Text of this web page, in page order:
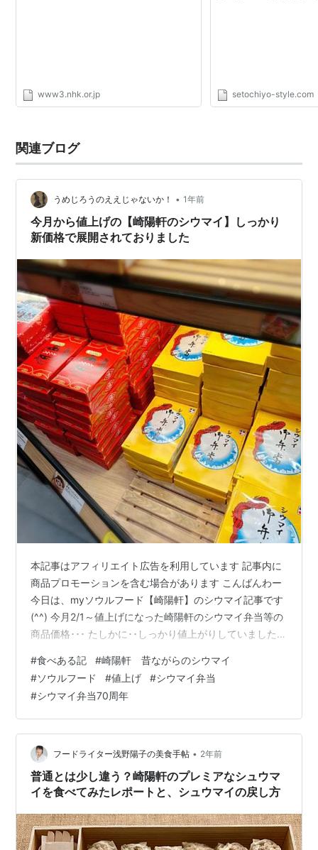
www3.nhk.or.jp setochiyo-style.com
関連ブログ
うめじろうのええじゃないか！ • 1年前
今月から値上げの【崎陽軒のシウマイ】しっかり
新価格で展開されておりました
本記事はアフィリエイト広告を利用しています 記事内に
商品プロモーションを含む場合があります こんばんわー
今日は、myソウルフード【崎陽軒】のシウマイ記事です
(^^) 今月2/1～値上げになった崎陽軒のシウマイ弁当等の
商品価格･･･ たしかに･･しっかり値上がりしていましたよ
950円→1,070円と･･ついに「1,000円の壁」を超えてし
まいました～(；´Д｀)ｱﾜ~ しかし･･そうは言ってもこれ
だけは･･買って帰らねばならぬものですソウルフード！
^^; 今回は「弁当」はヤメて、生のシウマイだけ買って帰
りました^^; あ、そうそう･…
#食べある記 #崎陽軒 昔ながらのシウマイ
#ソウルフード #値上げ #シウマイ弁当
#シウマイ弁当70周年
フードライター浅野陽子の美食手帖 • 2年前
普通とは少し違う？崎陽軒のプレミアなシュウマ
イを食べてみたレポートと、シュウマイの戻し方